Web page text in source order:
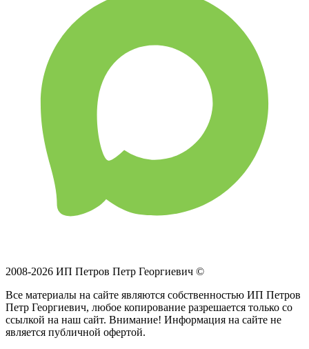
2008-2026 ИП Петров Петр Георгиевич ©
Все материалы на сайте являются собственностью ИП Петров
Петр Георгиевич, любое копирование разрешается только со
ссылкой на наш сайт. Внимание! Информация на сайте не
является публичной офертой.